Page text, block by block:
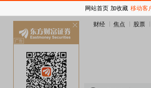
财经 焦点 股票
网站首页 加收藏 移动客
关